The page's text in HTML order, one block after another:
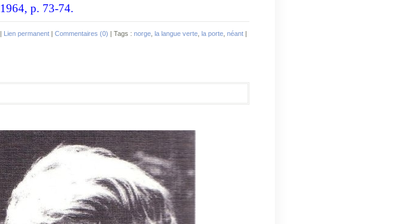
1964, p. 73-74.
| Lien permanent | Commentaires (0) | Tags : norge la langue verte la porte néant |